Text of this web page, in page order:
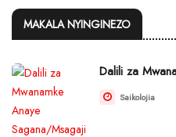
MAKALA NYINGINEZO
Dalili za
Saikolojia